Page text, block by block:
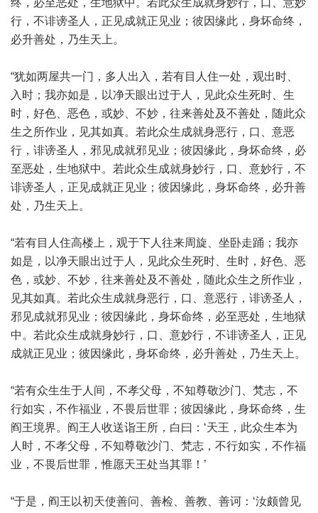
终，必至恶处，生地狱中。若此众生成就身妙行，口、意妙
行，不诽谤圣人，正见成就正见业；彼因缘此，身坏命终，
必升善处，乃生天上。
“犹如两屋共一门，多人出入，若有目人住一处，观出时、
入时；我亦如是，以净天眼出过于人，见此众生死时、生
时，好色、恶色，或妙、不妙，往来善处及不善处，随此众
生之所作业，见其如真。若此众生成就身恶行，口、意恶
行，诽谤圣人，邪见成就邪见业；彼因缘此，身坏命终，必
至恶处，生地狱中。若此众生成就身妙行，口、意妙行，不
诽谤圣人，正见成就正见业；彼因缘此，身坏命终，必升善
处，乃生天上。
“若有目人住高楼上，观于下人往来周旋、坐卧走踊；我亦
如是，以净天眼出过于人，见此众生死时、生时，好色、恶
色，或妙、不妙，往来善处及不善处，随此众生之所作业，
见其如真。若此众生成就身恶行，口、意恶行，诽谤圣人，
邪见成就邪见业；彼因缘此，身坏命终，必至恶处，生地狱
中。若此众生成就身妙行，口、意妙行，不诽谤圣人，正见
成就正见业；彼因缘此，身坏命终，必升善处，乃生天上。
“若有众生生于人间，不孝父母，不知尊敬沙门、梵志，不
行如实，不作福业，不畏后世罪；彼因缘此，身坏命终，生
阎王境界。阎王人收送诣王所，白曰：‘天王，此众生本为
人时，不孝父母，不知尊敬沙门、梵志，不行如实，不作福
业，不畏后世罪，惟愿天王处当其罪！’
“于是，阎王以初天使善问、善检、善教、善诃：‘汝颇曾见